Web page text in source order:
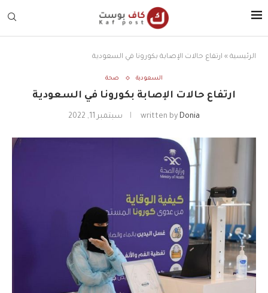
الرئيسية » ارتفاع حالات الإصابة بكورونا في السعودية
السعودية صحة
ارتفاع حالات الإصابة بكورونا في السعودية
written by Donia سبتمبر 11, 2022